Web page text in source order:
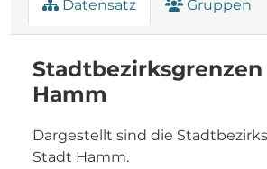
Datensatz Gruppen
Hamm
Dargestellt sind die
Stadt Hamm.